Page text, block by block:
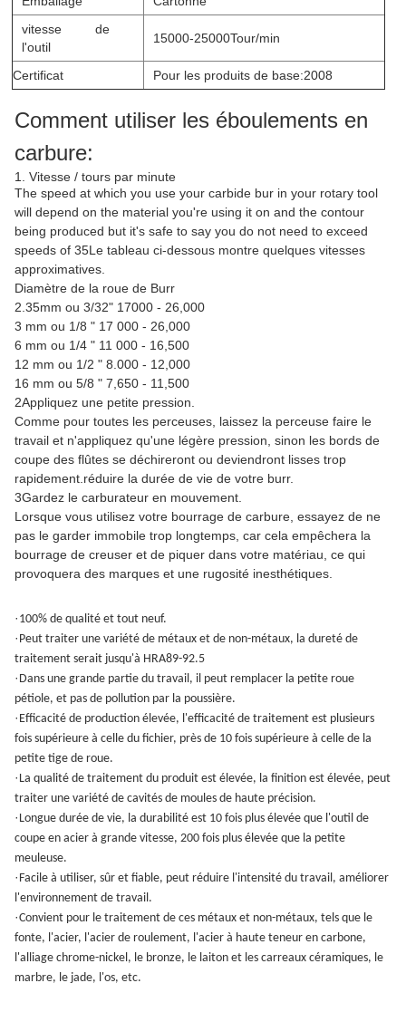
vitesse de
l'outil
15000-25000Tour/min
Certificat Pour les produits de base:2008
Comment utiliser les éboulements en
carbure:
1. Vitesse / tours par minute
The speed at which you use your carbide bur in your rotary tool
will depend on the material you're using it on and the contour
being produced but it's safe to say you do not need to exceed
speeds of 35Le tableau ci-dessous montre quelques vitesses
approximatives.
Diamètre de la roue de Burr
2.35mm ou 3/32" 17000 - 26,000
3 mm ou 1/8 " 17 000 - 26,000
6 mm ou 1/4 " 11 000 - 16,500
12 mm ou 1/2 " 8.000 - 12,000
16 mm ou 5/8 " 7,650 - 11,500
2Appliquez une petite pression.
Comme pour toutes les perceuses, laissez la perceuse faire le
travail et n'appliquez qu'une légère pression, sinon les bords de
coupe des flûtes se déchireront ou deviendront lisses trop
rapidement.réduire la durée de vie de votre burr.
3Gardez le carburateur en mouvement.
Lorsque vous utilisez votre bourrage de carbure, essayez de ne
pas le garder immobile trop longtemps, car cela empêchera la
bourrage de creuser et de piquer dans votre matériau, ce qui
provoquera des marques et une rugosité inesthétiques.
· 100% de qualité et tout neuf.
· Peut traiter une variété de métaux et de non-métaux, la dureté de
traitement serait jusqu'à HRA89-92.5
· Dans une grande partie du travail, il peut remplacer la petite roue
pétiole, et pas de pollution par la poussière.
· Efficacité de production élevée, l'efficacité de traitement est plusieurs
fois supérieure à celle du fichier, près de 10 fois supérieure à celle de la
petite tige de roue.
· La qualité de traitement du produit est élevée, la finition est élevée, peut
traiter une variété de cavités de moules de haute précision.
· Longue durée de vie, la durabilité est 10 fois plus élevée que l'outil de
coupe en acier à grande vitesse, 200 fois plus élevée que la petite
meuleuse.
· Facile à utiliser, sûr et fiable, peut réduire l'intensité du travail, améliorer
l'environnement de travail.
·Convient pour le traitement de ces métaux et non-métaux, tels que le
fonte, l'acier, l'acier de roulement, l'acier à haute teneur en carbone,
l'alliage chrome-nickel, le bronze, le laiton et les carreaux céramiques, le
marbre, le jade, l'os, etc.